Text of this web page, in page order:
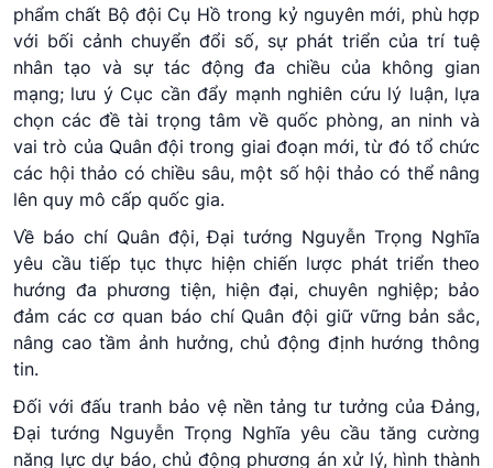
phẩm chất Bộ đội Cụ Hồ trong kỷ nguyên mới, phù hợp
với bối cảnh chuyển đổi số, sự phát triển của trí tuệ
nhân tạo và sự tác động đa chiều của không gian
mạng; lưu ý Cục cần đẩy mạnh nghiên cứu lý luận, lựa
chọn các đề tài trọng tâm về quốc phòng, an ninh và
vai trò của Quân đội trong giai đoạn mới, từ đó tổ chức
các hội thảo có chiều sâu, một số hội thảo có thể nâng
lên quy mô cấp quốc gia.
Về báo chí Quân đội, Đại tướng Nguyễn Trọng Nghĩa
yêu cầu tiếp tục thực hiện chiến lược phát triển theo
hướng đa phương tiện, hiện đại, chuyên nghiệp; bảo
đảm các cơ quan báo chí Quân đội giữ vững bản sắc,
nâng cao tầm ảnh hưởng, chủ động định hướng thông
tin.
Đối với đấu tranh bảo vệ nền tảng tư tưởng của Đảng,
Đại tướng Nguyễn Trọng Nghĩa yêu cầu tăng cường
năng lực dự báo, chủ động phương án xử lý, hình thành